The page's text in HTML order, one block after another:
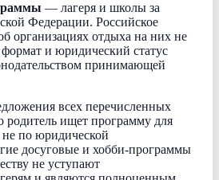
— лагеря и школы за
Федерации. Российское
организациях отдыха на них не
формат и юридический статус
принимающей
всех перечисленных
родитель ищет программу для
не по юридической
досуговые и хобби-программы
не уступают